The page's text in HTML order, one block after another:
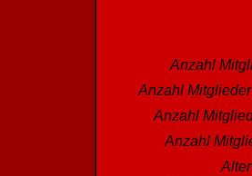
Anzahl
Anzahl
Anzahl
Anzahl